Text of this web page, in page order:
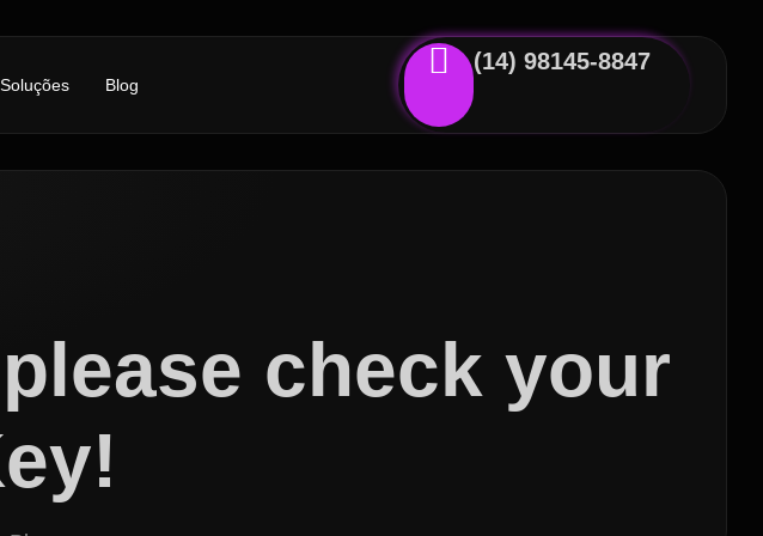
Soluções Blog
(14) 98145-8847
check your